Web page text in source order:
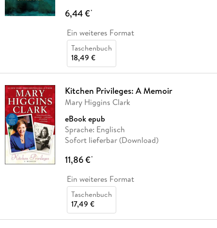
6,44 €*
Ein weiteres Format
Taschenbuch
18,49 €
Kitchen Privileges: A Memoir
Mary Higgins Clark
eBook epub
Sprache: Englisch
Sofort lieferbar (Download)
11,86 €*
Ein weiteres Format
Taschenbuch
17,49 €